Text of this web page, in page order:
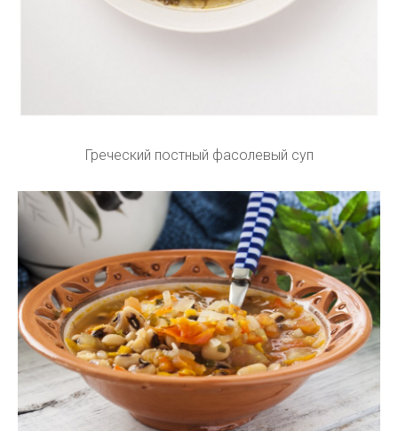
Греческий постный фасолевый суп